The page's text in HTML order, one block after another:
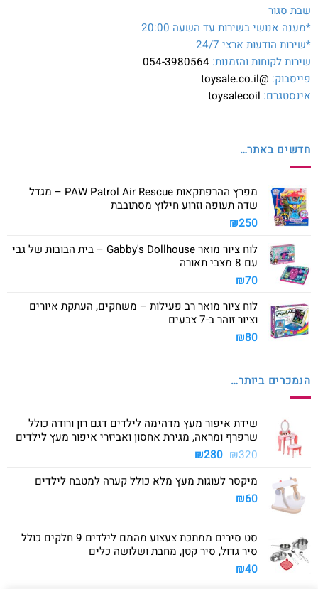
שבת סגור
*מענה אנושי בשירות עד השעה 20:00
*שירות הודעות ארצי 24/7
שירות לקוחות והזמנות: 054-3980564
פייסבוק: @toysale.co.il
אינסטגרם: toysalecoil
חדשים באתר…
מפרץ ההרפתקאות PAW Patrol Air Rescue – מגדל
שדה תעופה וזרוע חילוץ מסתובבת
₪250
לוח ציור מואר Gabby's Dollhouse – בית הבובות של גבי
עם 8 מצבי תאורה
₪70
לוח ציור מואר רב פעילות – משחקים, העתקת איורים
וציור זוהר ב-7 צבעים
₪80
הנמכרים ביותר…
שידת איפור מעץ מדהימה לילדים דגם רון ורודה כולל
שרפרף ומראה, מגירת אחסון ואביזרי איפור מעץ לילדים
₪320
המחיר
היה:
₪280 המחיר
הוא:
מיקסר לעוגות מעץ מלא כולל קערה למטבח לילדים
₪60
סט סירים ממתכת צעצוע מהמם לילדים 9 חלקים כולל
סיר גדול, סיר קטן, מחבת ושלושה כלים
₪40